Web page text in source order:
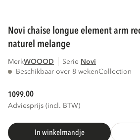
novi chaise longue element arm rechts
naturel melange
MerkWOOOD Serie
novi
Beschikbaar over 8 wekenCollection
1099.00
Adviesprijs (incl. BTW)
In winkelmandje